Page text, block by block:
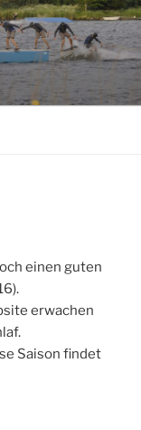
einen guten
erwachen
Saison findet